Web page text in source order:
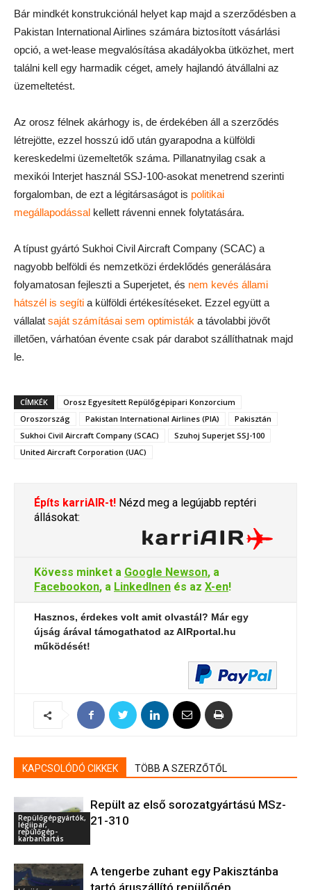
Bár mindkét konstrukciónál helyet kap majd a szerződésben a
Pakistan International Airlines számára biztosított vásárlási
opció, a wet-lease megvalósítása akadályokba ütközhet, mert
találni kell egy harmadik céget, amely hajlandó átvállalni az
üzemeltetést.
Az orosz félnek akárhogy is, de érdekében áll a szerződés
létrejötte, ezzel hosszú idő után gyarapodna a külföldi
kereskedelmi üzemeltetők száma. Pillanatnyilag csak a
mexikói Interjet használ SSJ-100-asokat menetrend szerinti
forgalomban, de ezt a légitársaságot is politikai
megállapodással kellett rávenni ennek folytatására.
A típust gyártó Sukhoi Civil Aircraft Company (SCAC) a
nagyobb belföldi és nemzetközi érdeklődés generálására
folyamatosan fejleszti a Superjetet, és nem kevés állami
hátszél is segíti a külföldi értékesítéseket. Ezzel együtt a
vállalat saját számításai sem optimisták a távolabbi jövőt
illetően, várhatóan évente csak pár darabot szállíthatnak majd
le.
CÍMKÉK
Orosz Egyesített Repülőgépipari Konzorcium
Oroszország
Pakistan International Airlines (PIA)
Pakisztán
Sukhoi Civil Aircraft Company (SCAC)
Szuhoj Superjet SSJ-100
United Aircraft Corporation (UAC)
Építs karriAIR-t! Nézd meg a legújabb reptéri
állásokat:
Kövess minket a Google Newson, a
Facebookon, a LinkedInen és az X-en!
Hasznos, érdekes volt amit olvastál? Már egy
újság árával támogathatod az AIRportal.hu
működését!
KAPCSOLÓDÓ CIKKEK TÖBB A SZERZŐTŐL
Repülőgépgyártók,
légiipar,
repülőgép-
karbantartás
Repült az első sorozatgyártású MSz-
21-310
A tengerbe zuhant egy Pakisztánba
tartó áruszállító repülőgép